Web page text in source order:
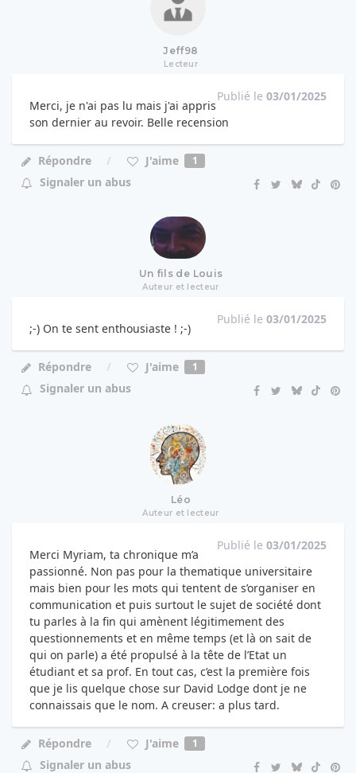
Jeff98
Lecteur
Publié le 03/01/2025
Merci, je n'ai pas lu mais j'ai appris
son dernier au revoir. Belle recension
Répondre J'aime 1
Signaler un abus
Un fils de Louis
Auteur et lecteur
Publié le 03/01/2025
;-) On te sent enthousiaste ! ;-)
Répondre J'aime 1
Signaler un abus
Léo
Auteur et lecteur
Publié le 03/01/2025
Merci Myriam, ta chronique m’a
passionné. Non pas pour la thematique universitaire
mais bien pour les mots qui tentent de s’organiser en
communication et puis surtout le sujet de société dont
tu parles à la fin qui amènent légitimement des
questionnements et en même temps (et là on sait de
qui on parle) a été propulsé à la tête de l’Etat un
étudiant et sa prof. En tout cas, c’est la première fois
que je lis quelque chose sur David Lodge dont je ne
connaissais que le nom. A creuser: a plus tard.
Répondre J'aime 1
Signaler un abus